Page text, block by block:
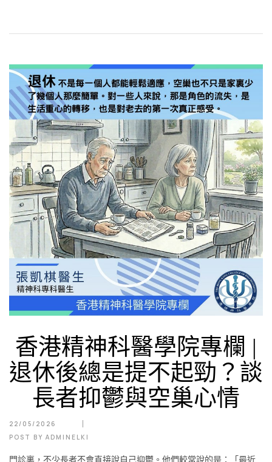
香港精神科醫學院專欄 |
退休後總是提不起勁？談
長者抑鬱與空巢心情
22/05/2026
POST BY ADMINELKI
門診裏，不少長者不會直接說自己抑鬱。他們較常說的是：「最近